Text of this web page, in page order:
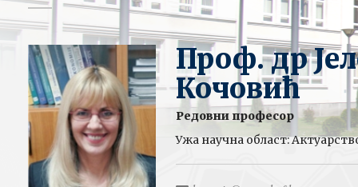
Проф. др
Кочовић
Редовни професор
Ужа научна област: